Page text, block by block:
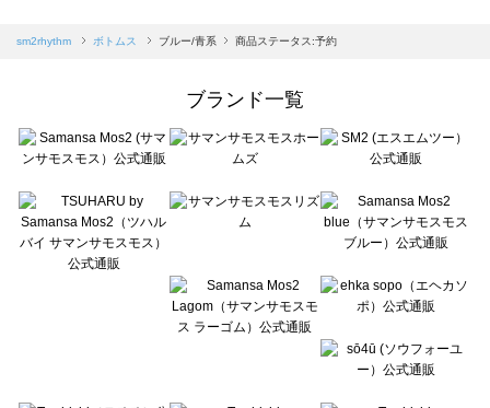
Samansa Mos2 blue（サマンサモスモス ブルー）のボトムス一覧
sō4ū（ソウフォーユー）のボトムス一覧
Te chichi（テチチ）のボトムス一覧
Te chichi CLASSIC（テチチ クラシック）のボトムス一覧
Lugnoncure（ルノンキュール）のボトムス一覧
BETTY'S BLUE（べティーズブルー）のボトムス一覧
Wpc.（ワールドパーティー）のボトムス一覧
sm2rhythm ボトムス ブルー/青系 商品ステータス:予約
ブランド一覧